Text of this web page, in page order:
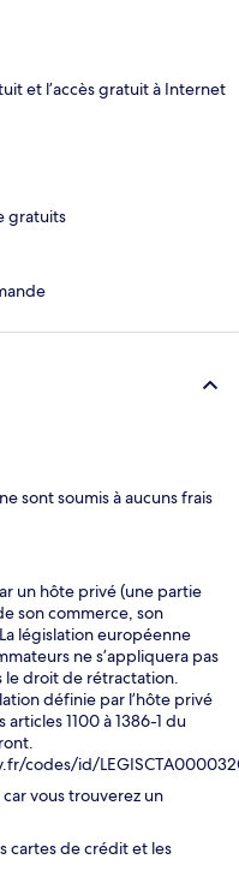
et l’accès gratuit à Internet
gratuits
sont soumis à aucuns frais
un hôte privé (une partie
son commerce, son
législation européenne
ne s’appliquera pas
le droit de rétractation.
définie par l’hôte privé
1100 à 1386-1 du
codes/id/
vous trouverez un
cartes de crédit et les